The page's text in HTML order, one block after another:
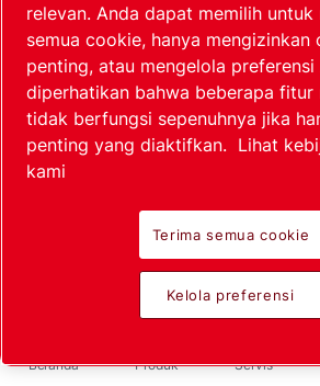
Kualifikasi apa
yang diperlukan
untuk menjadi
Service Engineer?
Field Service
Engineer?
Seperti apa hari
biasa untuk Field
Beranda Produk Servis
relevan. Anda dapat memilih untuk
semua cookie, hanya mengizinkan
penting, atau mengelola preferensi
diperhatikan bahwa beberapa fitur
tidak berfungsi sepenuhnya jika
penting yang diaktifkan. Lihat
kami
Terima semua cookie
Kelola preferensi